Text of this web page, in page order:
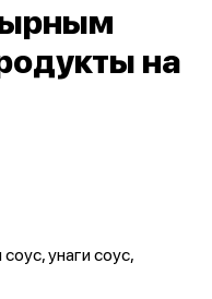
на
унаги соус,